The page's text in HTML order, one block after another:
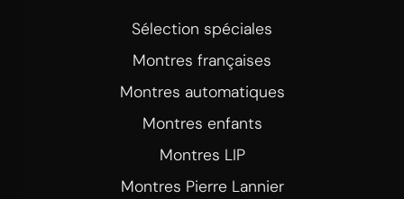
Sélection spéciales
Montres françaises
Montres automatiques
Montres enfants
Montres LIP
Montres Pierre Lannier